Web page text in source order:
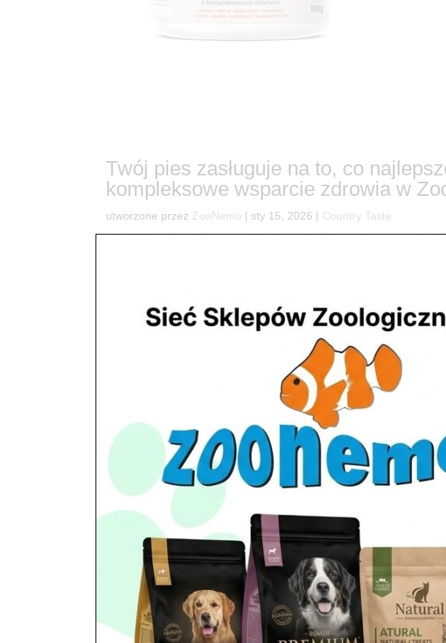
Twój pies zasługuje na to, co
kompleksowe wsparcie zdrowia w
utworzone przez ZooNemo | sty 15, 2026 | Country Taste